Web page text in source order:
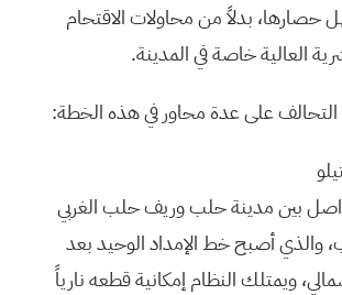
بدلاً من محاولات الاقتحام
العالية خاصة في المدينة.
على عدة محاور في هذه الخطة:
بين مدينة حلب وريف حلب الغربي
والذي أصبح خط الإمداد الوحيد بعد
ويمتلك النظام إمكانية قطعه نارياً